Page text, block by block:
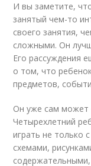
И вы заметите,
занятый чем-то
своего занятия,
сложными. Он
Его рассуждения
о том, что
предметов,
Он уже сам может
Четырехлетний
играть не только
схемами,